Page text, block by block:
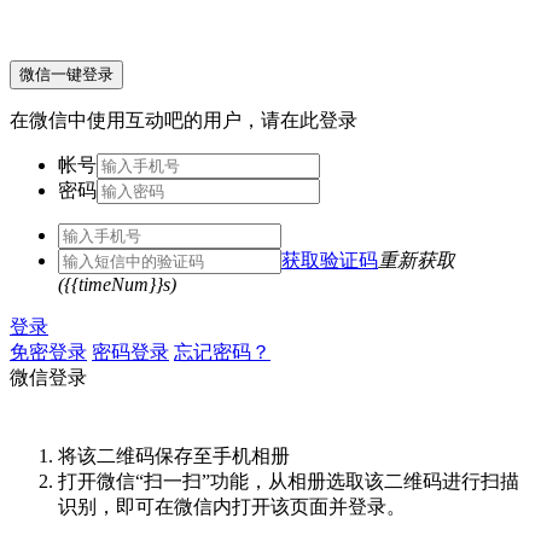
微信一键登录
在微信中使用互动吧的用户，请在此登录
帐号
密码
获取验证码重新获取
({{timeNum}}s)
登录
免密登录 密码登录 忘记密码？
微信登录
将该二维码保存至手机相册
打开微信“扫一扫”功能，从相册选取该二维码进行扫描
识别，即可在微信内打开该页面并登录。